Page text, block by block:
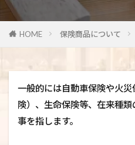
HOME 保険商品について
一般的には自動車保険や火
険）、生命保険等、在来種
事を指します。